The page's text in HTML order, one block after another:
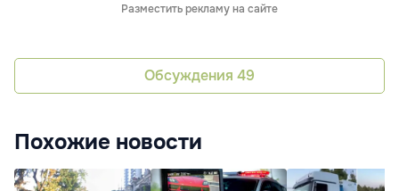
Разместить рекламу на сайте
Обсуждения 49
Похожие новости